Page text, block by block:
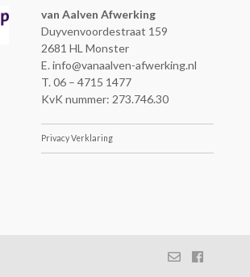
van Aalven Afwerking
Duyvenvoordestraat 159
2681 HL Monster
E. info@vanaalven-afwerking.nl
T. 06 – 4715 1477
KvK nummer: 273.746.30
Privacy Verklaring